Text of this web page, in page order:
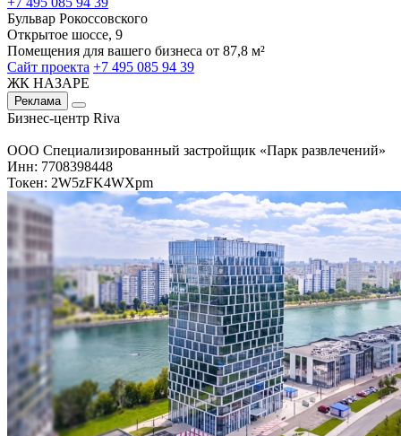
Бульвар Рокоссовского
Открытое шоссе, 9
Помещения для вашего бизнеса от 87,8 м²
Сайт проекта +7 495 085 94 39
ЖК НАЗАРЕ
Реклама
Бизнес-центр Riva
ООО Специализированный застройщик «Парк развлечений»
Инн: 7708398448
Токен: 2W5zFK4WXpm